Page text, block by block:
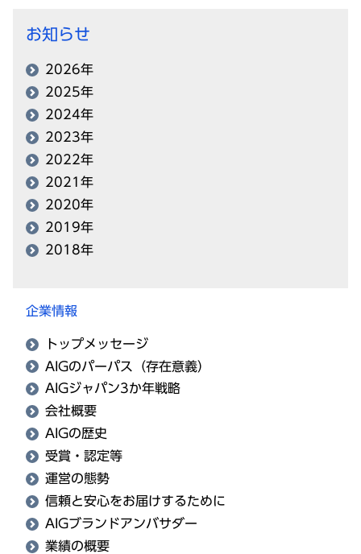
お知らせ
2026年
2025年
2024年
2023年
2022年
2021年
2020年
2019年
2018年
企業情報
トップメッセージ
AIGのパーパス（存在意義）
AIGジャパン3か年戦略
会社概要
AIGの歴史
受賞・認定等
運営の態勢
信頼と安心をお届けするために
AIGブランドアンバサダー
業績の概要